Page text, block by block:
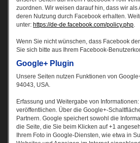
zuordnen. Wir weisen darauf hin, dass wir
deren Nutzung durch Facebook erhalten.
unter: https://de-de.facebook.com/policy.php.
Wenn Sie nicht wünschen, dass Facebook
Sie sich bitte aus Ihrem Facebook-
Google+ Plugin
Unsere Seiten nutzen Funktionen von
94043, USA.
Erfassung und Weitergabe von
veröffentlichen. Über die Google+-
Partnern. Google speichert sowohl die
die Seite, die Sie beim Klicken auf +1
Ihrem Foto in Google-Diensten, wie etwa in